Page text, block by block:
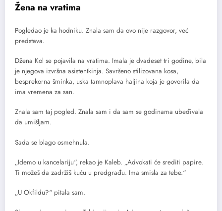
Žena na vratima
Pogledao je ka hodniku. Znala sam da ovo nije razgovor, već
predstava.
Džena Kol se pojavila na vratima. Imala je dvadeset tri godine, bila
je njegova izvršna asistentkinja. Savršeno stilizovana kosa,
besprekorna šminka, uska tamnoplava haljina koja je govorila da
ima vremena za san.
Znala sam taj pogled. Znala sam i da sam se godinama ubeđivala
da umišljam.
Sada se blago osmehnula.
„Idemo u kancelariju“, rekao je Kaleb. „Advokati će srediti papire.
Ti možeš da zadržiš kuću u predgrađu. Ima smisla za tebe.“
„U Okfildu?“ pitala sam.